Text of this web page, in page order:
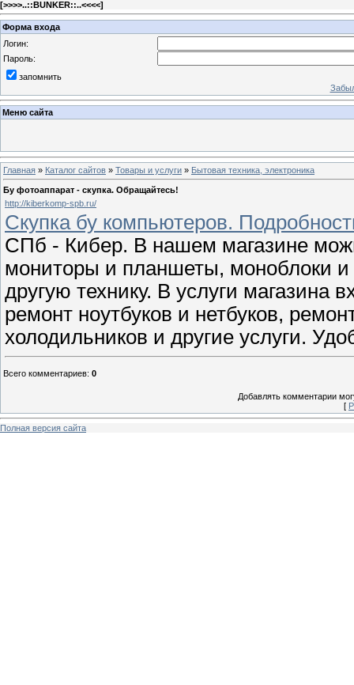
[>>>>..::BUNKER::..<<<<]
Форма входа
Логин:
Пароль:
запомнить
Меню сайта
Главная » Каталог сайтов » Товары и услуги » Бытовая техника, электроника
Бу фотоаппарат - скупка. Обращайтесь!
http://kiberkomp-spb.ru/
Скупка бу компьютеров.
СПб - Кибер. В нашем магазине
мониторы и планшеты, моноблоки
другую технику. В услуги магазина
ремонт ноутбуков и нетбуков,
холодильников и другие услуги.
Всего комментариев: 0
Добавлять комментарии
[
Полная версия сайта